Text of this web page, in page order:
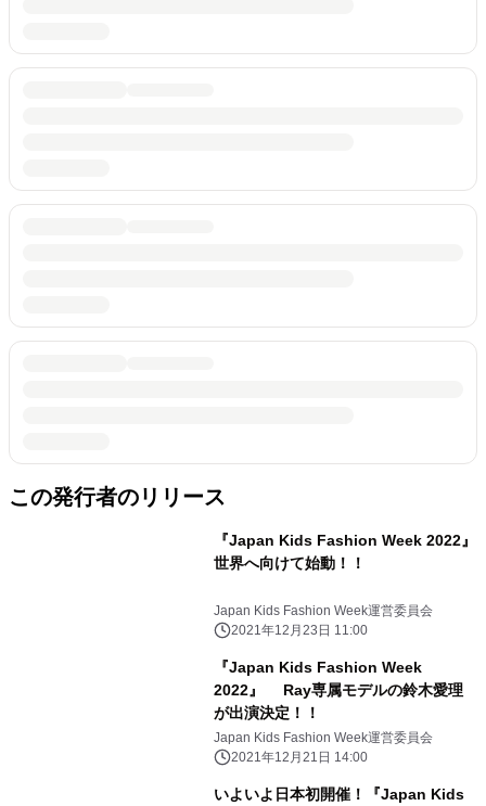
この発行者のリリース
『Japan Kids Fashion Week 2022』
世界へ向けて始動！！
Japan Kids Fashion Week運営委員会
2021年12月23日 11:00
『Japan Kids Fashion Week
2022』 Ray専属モデルの鈴木愛理
が出演決定！！
Japan Kids Fashion Week運営委員会
2021年12月21日 14:00
いよいよ日本初開催！『Japan Kids